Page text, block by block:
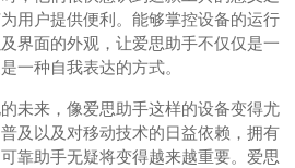
用户提供便利。能够掌控设备的运行
界面的外观，让爱思助手不仅仅是一
一种自我表达的方式。
未来，像爱思助手这样的设备变得尤
及以及对移动技术的日益依赖，拥有
靠助手无疑将变得越来越重要。爱思